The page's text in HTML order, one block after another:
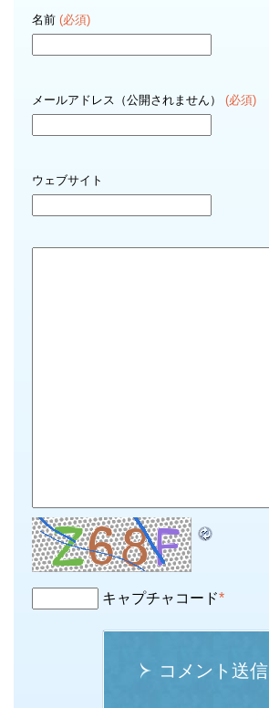
名前 (必須)
メールアドレス（公開されません） (必須)
ウェブサイト
キャプチャコード*
コメント送信